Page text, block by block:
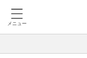
メニュー